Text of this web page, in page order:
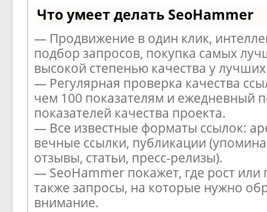
Что умеет делать SeoHammer
— Продвижение в один клик,
подбор запросов, покупка самых
высокой степенью качества у
— Регулярная проверка качества
чем 100 показателям и ежедневный
показателей качества проекта.
— Все известные форматы ссылок:
вечные ссылки, публикации
отзывы, статьи, пресс-релизы).
— SeoHammer покажет, где рост или
также запросы, на которые нужно
внимание.